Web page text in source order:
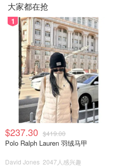
大家都在抢
1
$237.30 $419.00
Polo Ralph Lauren 羽绒马甲
David Jones 2047人感兴趣